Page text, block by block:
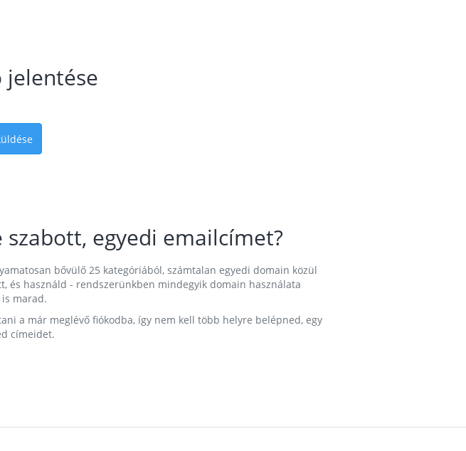
jelentése
egyedi emailcímet?
bővülő 25 kategóriából, számtalan egyedi domain közül
és használd - rendszerünkben mindegyik domain használata
is marad.
a már meglévő fiókodba, így nem kell több helyre belépned, egy
címeidet.